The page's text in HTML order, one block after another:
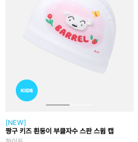
[NEW]
짱구 키즈 흰둥이 부클자수 스판 스윔 캡